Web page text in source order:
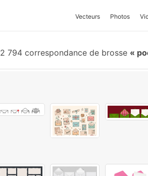
Vecteurs Photos
2 794 correspondance de brosse